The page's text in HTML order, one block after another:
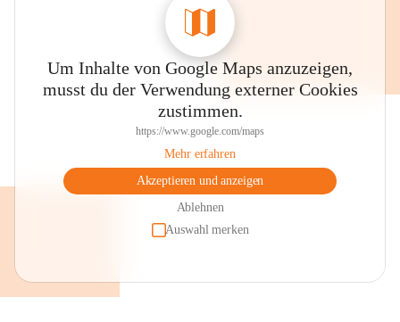
Um Inhalte von Google Maps anzuzeigen,
musst du der Verwendung externer Cookies
zustimmen.
https://www.google.com/maps
Mehr erfahren
Akzeptieren und anzeigen
Ablehnen
Auswahl merken